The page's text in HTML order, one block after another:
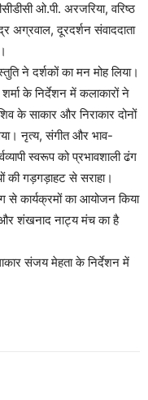
ओ.पी. अरजरिया, वरिष्ठ
अग्रवाल, दूरदर्शन संवाददाता
ने दर्शकों का मन मोह लिया।
के निर्देशन में कलाकारों ने
के साकार और निराकार दोनों
नृत्य, संगीत और भाव-
स्वरूप को प्रभावशाली ढंग
की गड़गड़ाहट से सराहा।
कार्यक्रमों का आयोजन किया
और शंखनाद नाट्य मंच का है
संजय मेहता के निर्देशन में